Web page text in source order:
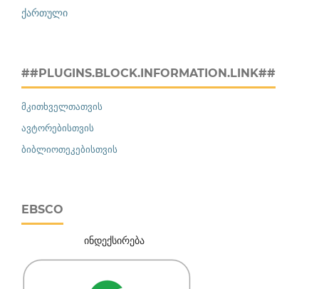
ქართული
##PLUGINS.BLOCK.INFORMATION.LINK##
მკითხველთათვის
ავტორებისთვის
ბიბლიოთეკებისთვის
EBSCO
ინდექსირება